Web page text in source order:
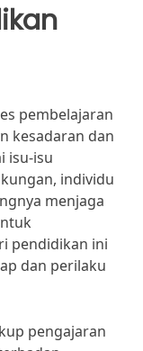
pembelajaran
kesadaran dan
isu-isu
individu
menjaga
pendidikan ini
dan perilaku
pengajaran